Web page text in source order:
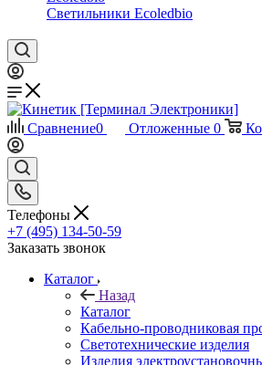
Светильники Ecoledbio
Сравнение0 Отложенные 0
Телефоны
+7 (495) 134-50-59
Заказать звонок
Каталог
Назад
Каталог
Кабельно-проводниковая
Светотехнические изделия
Изделия